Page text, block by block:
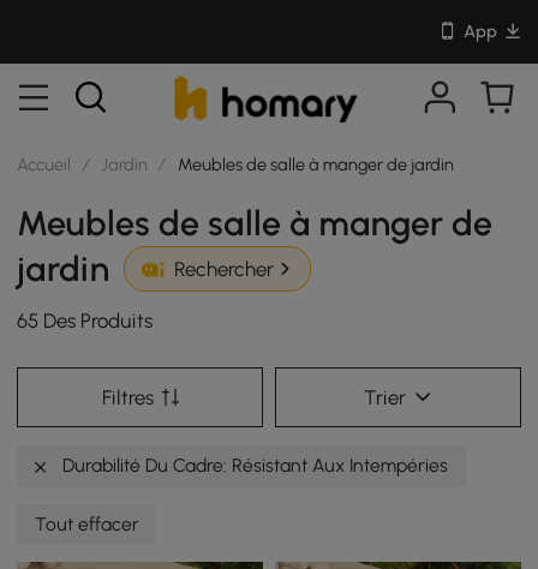
App
Accueil / Jardin / Meubles de salle à manger de jardin
Meubles de salle à manger de
jardin
Rechercher
65 Des Produits
Filtres Trier
Durabilité Du Cadre: Résistant Aux Intempéries
Tout effacer